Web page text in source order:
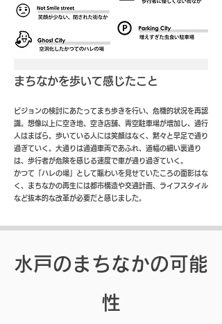
まちなかを歩いて感じたこと
ビジョンの検討にあたってまち歩きを行い、危機的状況を再認
識。想像以上に空き地、空き店舗、青空駐車場が増加し、通行
人はまばら。歩いている人には笑顔はなく、黙々と早足で通り
過ぎていく。大通りは通過車両であふれ、道幅の細い裏通り
は、歩行者が危険を感じる速度で車が通り過ぎていく。
かつて「ハレの場」として賑わいを見せていたころの面影はな
く、まちなかの再生には都市構造や交通計画、ライフスタイル
など抜本的な改革が必要だと感じました。
水戸のまちなかの可能
性